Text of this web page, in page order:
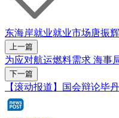
东海岸就业就业市场唐振辉
上一篇
为应对航运燃料需求 海事
下一篇
【滚动报道】国会辩论毕